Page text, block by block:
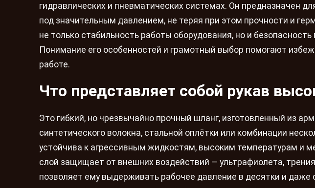
гидравлических и пневматических системах. Он предназначен
под значительным давлением, не теряя при этом прочности и
не только стабильность работы оборудования, но и
Понимание его особенностей и грамотный выбор помогают
работе.
Что представляет собой рукав
Это гибкий, но чрезвычайно прочный шланг, изготовленный из
синтетического волокна, стальной оплётки или комбинации
устойчива к агрессивным жидкостям, высоким температурам и
слой защищает от внешних воздействий — ультрафиолета,
позволяет ему выдерживать рабочее давление в десятки и даже